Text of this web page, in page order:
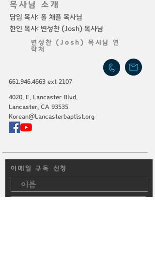
목사님 소개
담임 목사: 폴 채플 목사님
한인 목사: 변성찬 (Josh) 목사님
변성찬 (Josh) 목사님 연
락처
661.946.4663 ext 2107
4020. E. Lancaster Blvd.
Lancaster, CA 93535
Korean@Lancasterbaptist.org
이메일 구독 신청